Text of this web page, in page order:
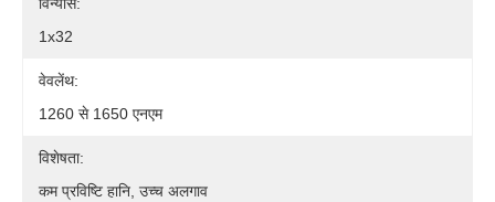
1x32
वेवलेंथ:
1260 से 1650 एनएम
विशेषता:
कम प्रविष्टि हानि, उच्च अलगाव